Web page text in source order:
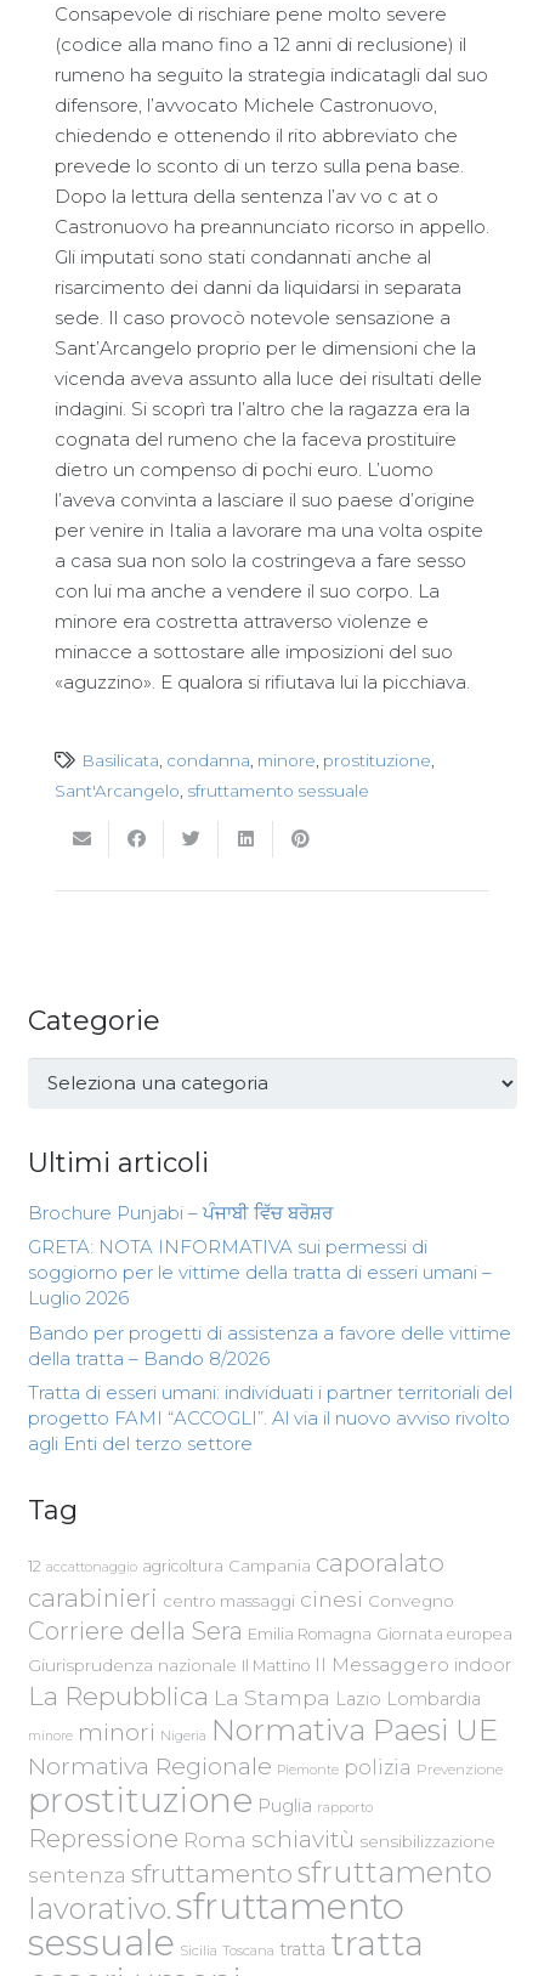
Consapevole di rischiare pene molto severe
(codice alla mano fino a 12 anni di reclusione) il
rumeno ha seguito la strategia indicatagli dal suo
difensore, l’avvocato Michele Castronuovo,
chiedendo e ottenendo il rito abbreviato che
prevede lo sconto di un terzo sulla pena base.
Dopo la lettura della sentenza l’av vo c at o
Castronuovo ha preannunciato ricorso in appello.
Gli imputati sono stati condannati anche al
risarcimento dei danni da liquidarsi in separata
sede. Il caso provocò notevole sensazione a
Sant’Arcangelo proprio per le dimensioni che la
vicenda aveva assunto alla luce dei risultati delle
indagini. Si scoprì tra l’altro che la ragazza era la
cognata del rumeno che la faceva prostituire
dietro un compenso di pochi euro. L’uomo
l’aveva convinta a lasciare il suo paese d’origine
per venire in Italia a lavorare ma una volta ospite
a casa sua non solo la costringeva a fare sesso
con lui ma anche a vendere il suo corpo. La
minore era costretta attraverso violenze e
minacce a sottostare alle imposizioni del suo
«aguzzino». E qualora si rifiutava lui la picchiava.
Basilicata condanna minore prostituzione
Sant'Arcangelo sfruttamento sessuale
Categorie
Categorie
Ultimi articoli
Brochure Punjabi – ਪੰਜਾਬੀ ਵਿੱਚ ਬਰੋਸ਼ਰ
GRETA: NOTA INFORMATIVA sui permessi di
soggiorno per le vittime della tratta di esseri umani –
Luglio 2026
Bando per progetti di assistenza a favore delle vittime
della tratta – Bando 8/2026
Tratta di esseri umani: individuati i partner territoriali del
progetto FAMI “ACCOGLI”. Al via il nuovo avviso rivolto
agli Enti del terzo settore
Tag
12 accattonaggio agricoltura Campania caporalato
carabinieri centro massaggi cinesi Convegno
Corriere della Sera Emilia Romagna Giornata europea
Giurisprudenza nazionale Il Mattino Il Messaggero indoor
La Repubblica La Stampa Lazio Lombardia
minore minori Nigeria Normativa Paesi UE
Normativa Regionale Piemonte polizia Prevenzione
prostituzione Puglia rapporto
Repressione Roma schiavitù sensibilizzazione
sentenza sfruttamento sfruttamento
lavorativo.sfruttamento
sessuale Sicilia Toscana tratta tratta